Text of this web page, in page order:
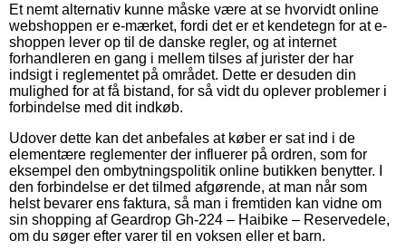
Et nemt alternativ kunne måske være at se hvorvidt online
webshoppen er e-mærket, fordi det er et kendetegn for at e-
shoppen lever op til de danske regler, og at internet
forhandleren en gang i mellem tilses af jurister der har
indsigt i reglementet på området. Dette er desuden din
mulighed for at få bistand, for så vidt du oplever problemer i
forbindelse med dit indkøb.
Udover dette kan det anbefales at køber er sat ind i de
elementære reglementer der influerer på ordren, som for
eksempel den ombytningspolitik online butikken benytter. I
den forbindelse er det tilmed afgørende, at man når som
helst bevarer ens faktura, så man i fremtiden kan vidne om
sin shopping af Geardrop Gh-224 – Haibike – Reservedele,
om du søger efter varer til en voksen eller et barn.